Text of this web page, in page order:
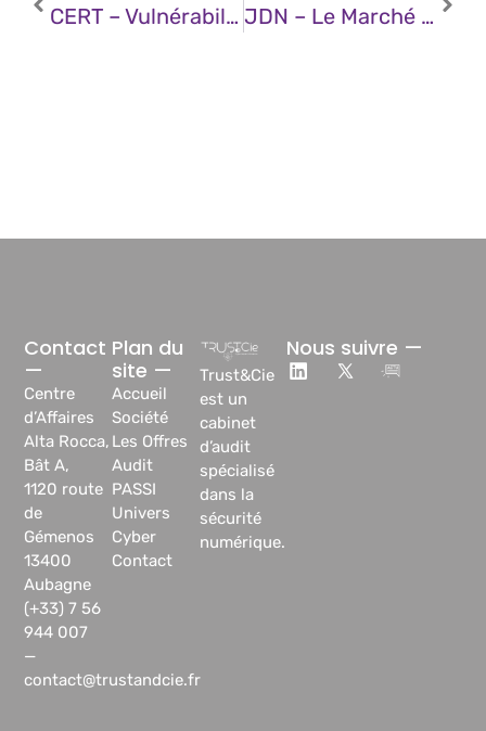
CERT – Vulnérabilité Dans LibreOffice (26 Février 2025) JDN – Le Marché De L’art À L’ère De L’IA
Trust&Cie
est un
cabinet
d’audit
spécialisé
dans la
sécurité
numérique.
Plan du
site —
Accueil
Société
Les Offres
Audit
PASSI
Univers
Cyber
Contact
Contact
—
Centre
d’Affaires
Alta Rocca,
Bât A,
1120 route
de
Gémenos
13400
Aubagne
(+33) 7 56
944 007
—
contact@trustandcie.fr
Nous suivre —